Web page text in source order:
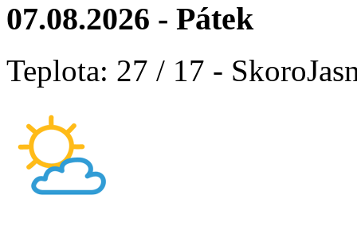
07.08.2026 - Pátek
Teplota: 27 / 17 -